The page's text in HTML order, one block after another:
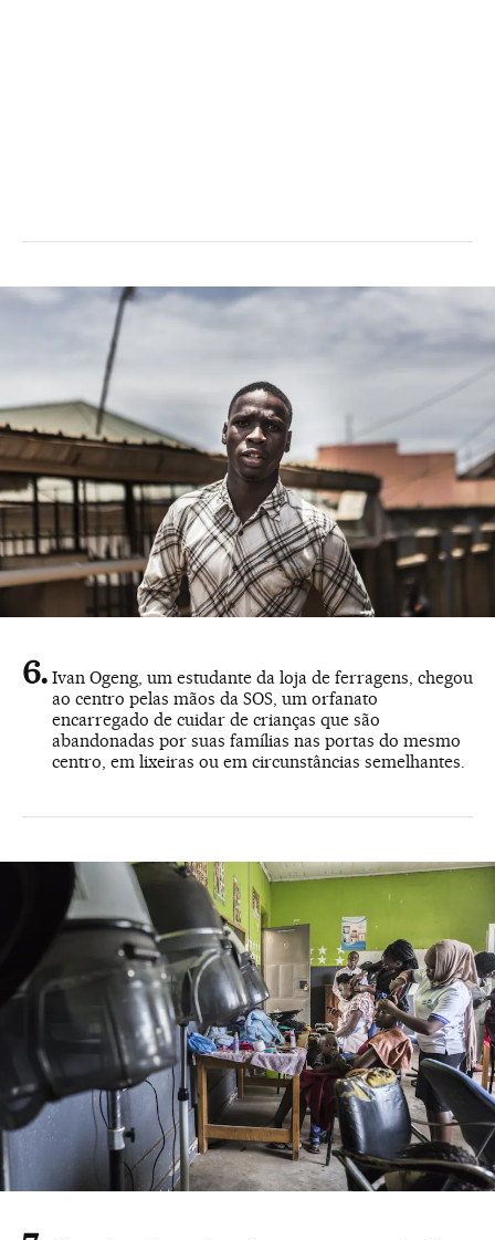
Ivan Ogeng, um estudante da loja de ferragens, chegou
ao centro pelas mãos da SOS, um orfanato
encarregado de cuidar de crianças que são
abandonadas por suas famílias nas portas do mesmo
centro, em lixeiras ou em circunstâncias semelhantes.